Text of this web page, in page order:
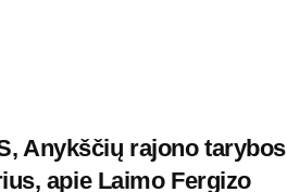
Anykščių rajono tarybos
apie Laimo Fergizo